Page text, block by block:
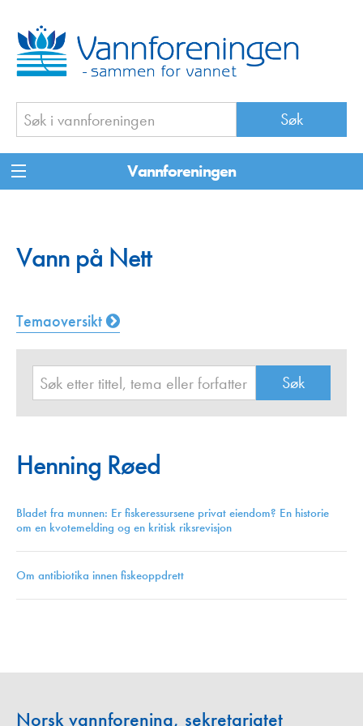
Vannforeningen
Vann på Nett
Temaoversikt
Henning Røed
Bladet fra munnen: Er fiskeressursene privat eiendom? En historie
om en kvotemelding og en kritisk riksrevisjon
Om antibiotika innen fiskeoppdrett
Norsk vannforening, sekretariatet